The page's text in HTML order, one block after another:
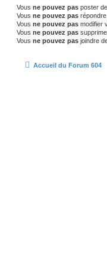
Vous ne pouvez pas poster
Vous ne pouvez pas
Vous ne pouvez pas modifier
Vous ne pouvez pas
Vous ne pouvez pas joindre
Accueil du Forum 604